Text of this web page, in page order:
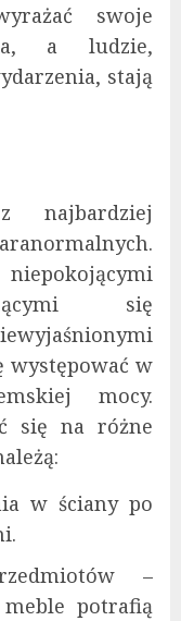
swoje
a ludzie,
stają
najbardziej
się
występować w
mocy.
się na różne
w ściany po
–
potrafią